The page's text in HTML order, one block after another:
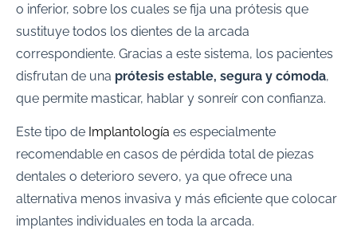
o inferior, sobre los cuales se fija una prótesis que
sustituye todos los dientes de la arcada
correspondiente. Gracias a este sistema, los pacientes
disfrutan de una prótesis estable, segura y cómoda,
que permite masticar, hablar y sonreír con confianza.
Este tipo de Implantología es especialmente
recomendable en casos de pérdida total de piezas
dentales o deterioro severo, ya que ofrece una
alternativa menos invasiva y más eficiente que colocar
implantes individuales en toda la arcada.